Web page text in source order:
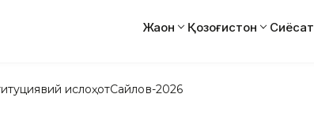
Жаҳон Қозоғистон Сиёсат
ислоҳотСайлов-2026